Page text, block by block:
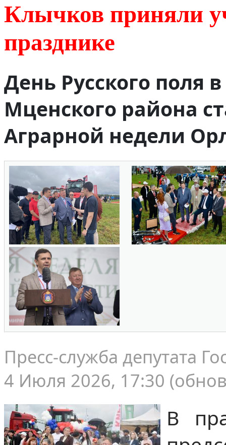
Клычков приняли
празднике
День Русского поля
Мценского района
Аграрной недели
Пресс-служба депутата
4 Июля 2026, 17:30
В